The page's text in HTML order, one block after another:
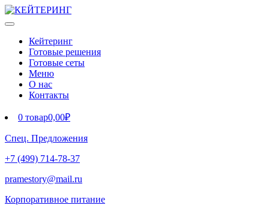
Кейтеринг
Готовые решения
Готовые сеты
Меню
О нас
Контакты
0 товар0,00₽
Спец. Предложения
+7 (499) 714-78-37
pramestory@mail.ru
Корпоративное питание